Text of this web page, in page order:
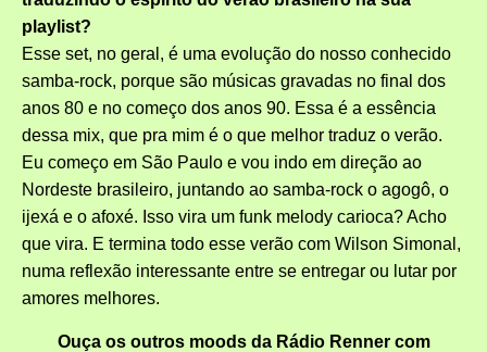
playlist?
Esse set, no geral, é uma evolução do nosso conhecido
samba-rock, porque são músicas gravadas no final dos
anos 80 e no começo dos anos 90. Essa é a essência
dessa mix, que pra mim é o que melhor traduz o verão.
Eu começo em São Paulo e vou indo em direção ao
Nordeste brasileiro, juntando ao samba-rock o agogô, o
ijexá e o afoxé. Isso vira um funk melody carioca? Acho
que vira. E termina todo esse verão com Wilson Simonal,
numa reflexão interessante entre se entregar ou lutar por
amores melhores.
Ouça os outros moods da Rádio Renner com